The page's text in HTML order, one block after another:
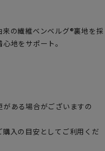
の繊維ベンベルグ®裏地を採
地をサポート。
ある場合がございますの
入の目安としてご利用くだ